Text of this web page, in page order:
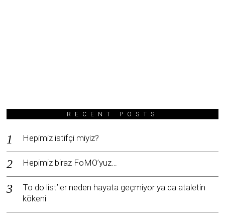
RECENT POSTS
Hepimiz istifçi miyiz?
Hepimiz biraz FoMO’yuz…
To do list’ler neden hayata geçmiyor ya da ataletin
kökeni